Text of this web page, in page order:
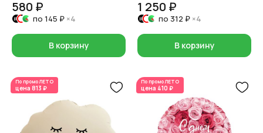
580 ₽
по 145 ₽ ×4
В корзину
1 250 ₽
по 312 ₽ ×4
В корзину
По промоЛЕТО
цена 813 ₽
По промоЛЕТО
цена 410 ₽